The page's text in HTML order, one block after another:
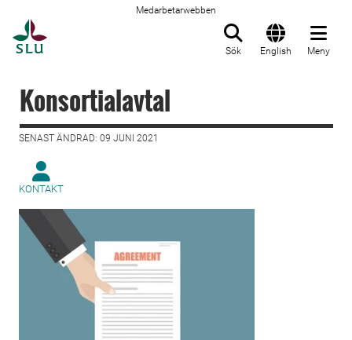
Medarbetarwebben
Sök English Meny
Konsortialavtal
SENAST ÄNDRAD: 09 JUNI 2021
KONTAKT